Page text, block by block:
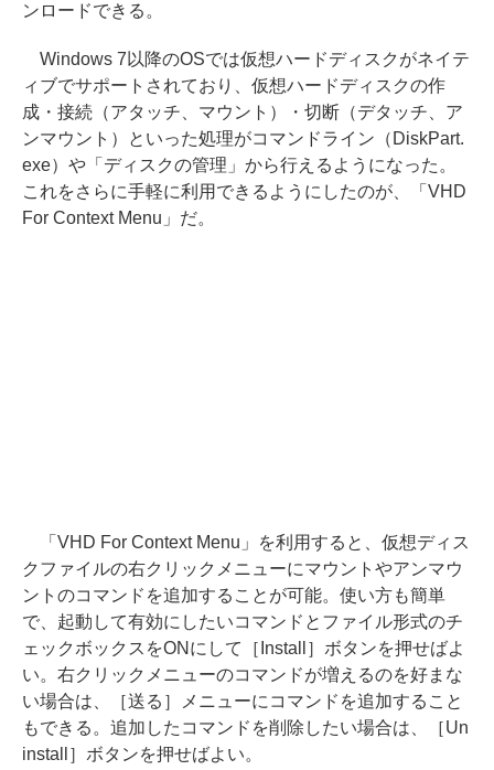
ンロードできる。
Windows 7以降のOSでは仮想ハードディスクがネイテ
ィブでサポートされており、仮想ハードディスクの作
成・接続（アタッチ、マウント）・切断（デタッチ、ア
ンマウント）といった処理がコマンドライン（DiskPart.
exe）や「ディスクの管理」から行えるようになった。
これをさらに手軽に利用できるようにしたのが、「VHD
For Context Menu」だ。
「VHD For Context Menu」を利用すると、仮想ディス
クファイルの右クリックメニューにマウントやアンマウ
ントのコマンドを追加することが可能。使い方も簡単
で、起動して有効にしたいコマンドとファイル形式のチ
ェックボックスをONにして［Install］ボタンを押せばよ
い。右クリックメニューのコマンドが増えるのを好まな
い場合は、［送る］メニューにコマンドを追加すること
もできる。追加したコマンドを削除したい場合は、［Un
install］ボタンを押せばよい。